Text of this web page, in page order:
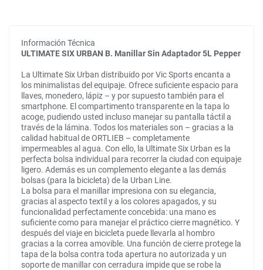
Información Técnica
ULTIMATE SIX URBAN B. Manillar Sin Adaptador 5L Pepper
La Ultimate Six Urban distribuido por Vic Sports encanta a
los minimalistas del equipaje. Ofrece suficiente espacio para
llaves, monedero, lápiz – y por supuesto también para el
smartphone. El compartimento transparente en la tapa lo
acoge, pudiendo usted incluso manejar su pantalla táctil a
través de la lámina. Todos los materiales son – gracias a la
calidad habitual de ORTLIEB – completamente
impermeables al agua. Con ello, la Ultimate Six Urban es la
perfecta bolsa individual para recorrer la ciudad con equipaje
ligero. Además es un complemento elegante a las demás
bolsas (para la bicicleta) de la Urban Line.
La bolsa para el manillar impresiona con su elegancia,
gracias al aspecto textil y a los colores apagados, y su
funcionalidad perfectamente concebida: una mano es
suficiente como para manejar el práctico cierre magnético. Y
después del viaje en bicicleta puede llevarla al hombro
gracias a la correa amovible. Una función de cierre protege la
tapa de la bolsa contra toda apertura no autorizada y un
soporte de manillar con cerradura impide que se robe la